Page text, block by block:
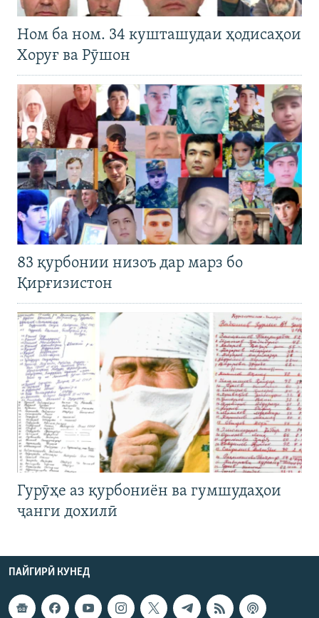
Ном ба ном. 34 кушташудаи ҳодисаҳои
Хоруғ ва Рӯшон
83 қурбонии низоъ дар марз бо
Қирғизистон
Гурӯҳе аз қурбониён ва гумшудаҳои
ҷанги дохилӣ
ПАЙГИРӢ КУНЕД